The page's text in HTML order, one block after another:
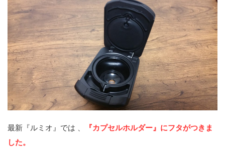
最新『ルミオ』では 、
『カプセルホルダー』にフタがつきま
した。